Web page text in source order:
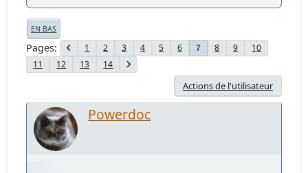
EN BAS
Pages 1 2 3 4 5 6 7 8 9
10
11
12 13 14
Actions de l'utilisateur
Powerdoc